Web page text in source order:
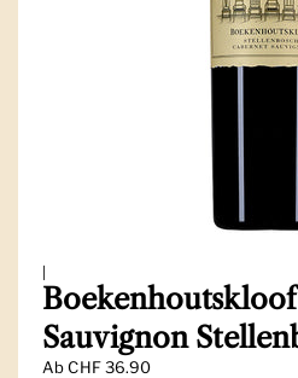
Sauvignon
AbCHF 36.90